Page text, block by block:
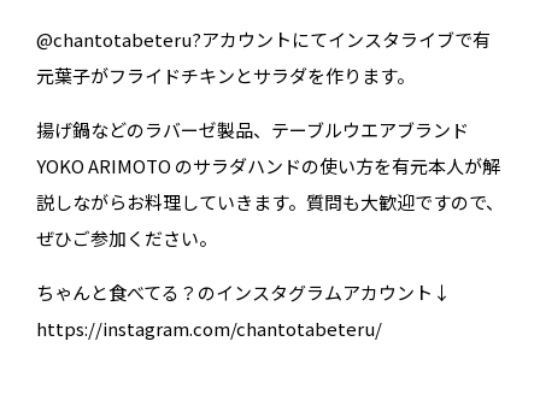
@chantotabeteru?アカウントにてインスタライブで有
元葉子がフライドチキンとサラダを作ります。
揚げ鍋などのラバーゼ製品、テーブルウエアブランド
YOKO ARIMOTO のサラダハンドの使い方を有元本人が解
説しながらお料理していきます。質問も大歓迎ですので、
ぜひご参加ください。
ちゃんと食べてる？のインスタグラムアカウント↓
https://instagram.com/chantotabeteru/